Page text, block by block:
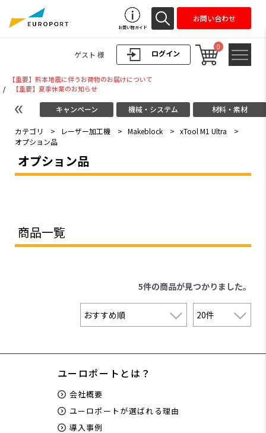
ログイン
ゲスト 様
0
お買い物ガイド
お問い合わせ
【重要】熊本地震に伴うお荷物のお届けについて
/
【重要】夏季休業のお知らせ
キャンペーン 機械・システム 材料・素材
カテゴリ > レーザー加工機 > Makeblock > xTool M1 Ultra
>
オプション品
オプション品
商品一覧
5件の商品が見つかりました。
ユーロポートとは？
会社概要
ユーロポートが選ばれる理由
導入事例